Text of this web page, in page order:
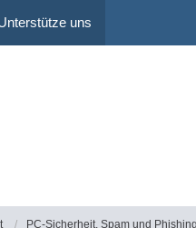
uns
PC-Sicherheit, Spam und Phishing